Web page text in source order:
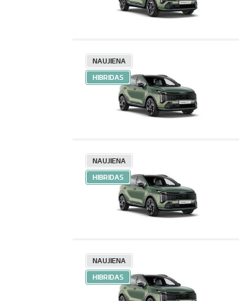
NAUJIENA
HIBRIDAS
NAUJIENA
HIBRIDAS
NAUJIENA
HIBRIDAS